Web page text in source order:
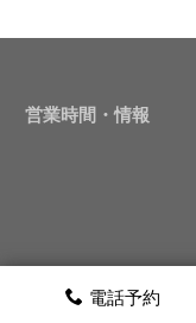
電話予約
営業時間・情報